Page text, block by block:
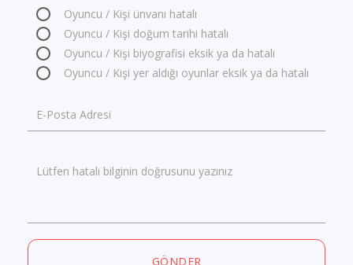
Oyuncu / Kişi ünvanı hatalı
Oyuncu / Kişi doğum tarihi hatalı
Oyuncu / Kişi biyografisi eksik ya da hatalı
Oyuncu / Kişi yer aldığı oyunlar eksik ya da hatalı
E-Posta Adresi
Lütfen hatalı bilginin doğrusunu yazınız
GÖNDER